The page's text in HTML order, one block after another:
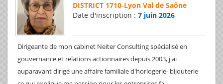
DISTRICT 1710-Lyon Val de Saône
Date d'inscription : 7 juin 2026
Dirigeante de mon cabinet Neiter Consulting spécialisé en
gouvernance et relations actionnaires depuis 2003, j'ai
auparavant dirigé une affaire familiale d'horlogerie- bijouterie